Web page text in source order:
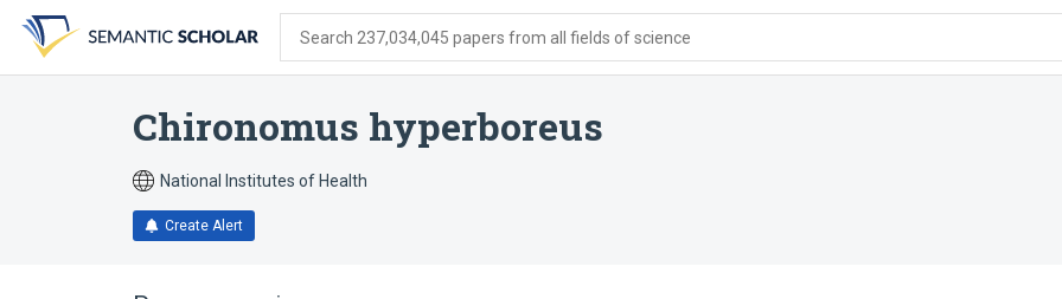
search
form
content
account
menu
Search 237,034,045 papers from all fields of science
Chironomus hyperboreus
National Institutes of Health
Create Alert